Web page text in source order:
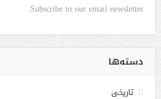
Subscribe to our email newsletter.
دسته‌ها
تاریخی